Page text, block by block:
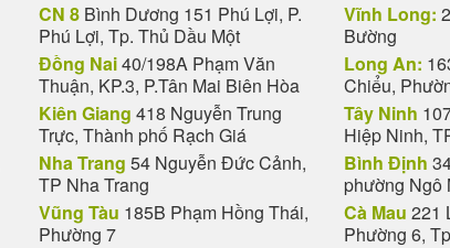
CN 8 Bình Dương 151 Phú Lợi, P.
Phú Lợi, Tp. Thủ Dầu Một
Đồng Nai40/198A Phạm Văn
Thuận, KP.3, P.Tân Mai Biên Hòa
Kiên Giang 418 Nguyễn Trung
Trực, Thành phố Rạch Giá
Nha Trang 54 Nguyễn Đức Cảnh,
TP Nha Trang
Vũng Tàu 185B Phạm Hồng Thái,
Phường 7
Vĩnh Long:
Bường
Long An:
Chiểu,
Tây Ninh
Hiệp Ninh,
Bình Định
phường Ngô
Cà Mau 221
Phường 6,